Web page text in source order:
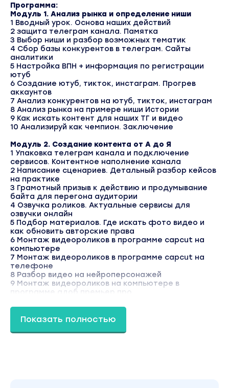
Программа:
Модуль 1. Анализ рынка и определение ниши
1 Вводный урок. Основа наших действий
2 защита телеграм канала. Памятка
3 Выбор ниши и разбор возможных тематик
4 Сбор базы конкурентов в телеграм. Сайты
аналитики
5 Настройка ВПН + информация по регистрации
ютуб
6 Создание ютуб, тикток, инстаграм. Прогрев
аккаунтов
7 Анализ конкурентов на ютуб, тикток, инстаграм
8 Анализ рынка на примере ниши Истории
9 Как искать контент для наших ТГ и видео
10 Анализируй как чемпион. Заключение
Модуль 2. Создание контента от А до Я
1 Упаковка телеграм канала и подключение
сервисов. Контентное наполнение канала
2 Написание сценариев. Детальный разбор кейсов
на практике
3 Грамотный призыв к действию и продумывание
байта для перегона аудитории
4 Озвучка роликов. Актуальные сервисы для
озвучки онлайн
5 Подбор материалов. Где искать фото видео и
как обновить авторские права
6 Монтаж видеороликов в программе capcut на
компьютере
7 Монтаж видеороликов в программе capcut на
телефоне
8 Разбор видео на нейроперсонажей
9 Монтаж видеороликов на компьютере в
программе адоб премьер про
11 Создание субтитров VEED Captions
12 Публикация роликов и быстрый буст инстаграм
Показать полностью